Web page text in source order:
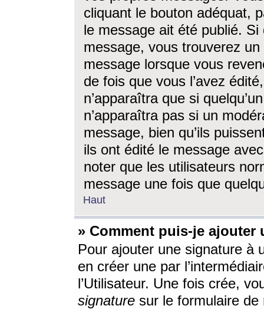
cliquant le bouton adéquat,
le message ait été publié. Si
message, vous trouverez
message lorsque vous
de fois que vous l’avez
n’apparaîtra que si
n’apparaîtra pas si un
message, bien qu’ils
ils ont édité le message
noter que les utilisateurs
message une fois que
Haut
» Comment puis-je ajouter
Pour ajouter une signature à
en créer une par
l’Utilisateur. Une fois crée,
signature sur le formulaire de